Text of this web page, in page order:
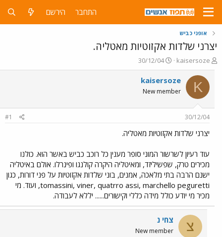
התחבר הירשם
אופני כביש
יצרני שלדות אקזוטיות מאטליה.
פ
ו
ת
ח
ה
ש
א
kaisersoze
פ
ו
ר
ם
ר
י
30/12/04
K
kaisersoze
New member
30/12/04
#1
יצרני שלדות אקזוטיות מאטליה.
עוד רעיון לשרשור המוני סופר מענין כל רוכב כביש באשר הוא. כולנו
מכירים טרק, שפשיליזד, ומאיטליה היקרה קולנגו ופינרלו. אולם באיטליה
ישנם הרבה בתי מלאכה, אמנים, בוני שלדות אקזוטיות על פני דורות, כגון
tomassini, viner, quatrro assi, marchello peguretti, ועוד. מי
מכיר מי יודע כולל מידה כללי וקישורים...... יללא לעבודה.
צ צחי נ
New member